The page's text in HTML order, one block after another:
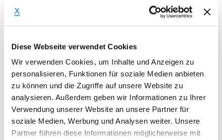
Diese Webseite verwendet Cookies
Wir verwenden Cookies, um Inhalte und Anzeigen zu
personalisieren, Funktionen für soziale Medien anbieten
zu können und die Zugriffe auf unsere Website zu
analysieren. Außerdem geben wir Informationen zu Ihrer
Verwendung unserer Website an unsere Partner für
soziale Medien, Werbung und Analysen weiter. Unsere
Partner führen diese Informationen möglicherweise mit
und Perspektive CFO (m/w/d) zu werden.
Das Unternehmen entwickelt seine
vertreibt seine B2C-Produkte online.
Hintergrund ist, dass der derzeitige
kaufmännische Leiter das Unternehmen
verlassen wird.